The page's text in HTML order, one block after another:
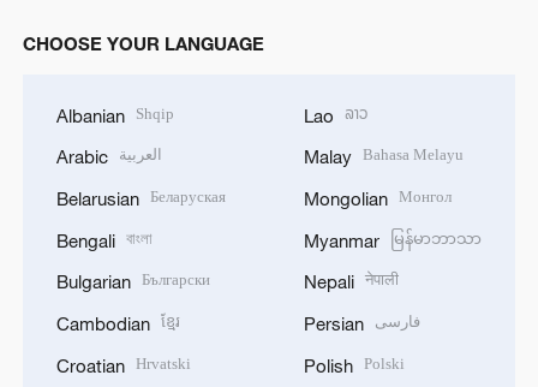
CHOOSE YOUR LANGUAGE
Albanian Shqip
Arabic العربية
Belarusian Беларуская
Bengali বাংলা
Bulgarian Български
Cambodian ខ្មែរ
Croatian Hrvatski
Lao ລາວ
Malay Bahasa Melayu
Mongolian Монгол
Myanmar မြန်မာဘာသာ
Nepali नेपाली
Persian فارسی
Polish Polski